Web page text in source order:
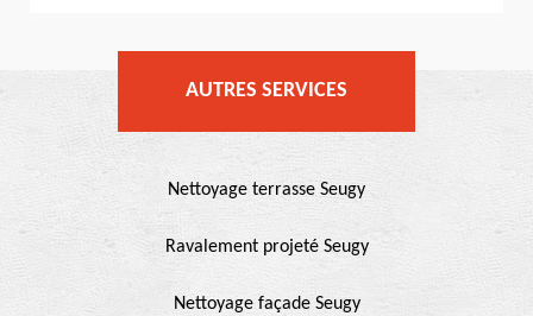
AUTRES SERVICES
Nettoyage terrasse Seugy
Ravalement projeté Seugy
Nettoyage façade Seugy